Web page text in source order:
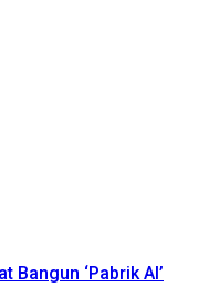
Bangun ‘Pabrik AI’